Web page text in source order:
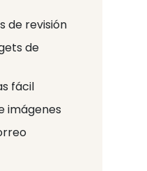
de revisión
de
fácil
imágenes